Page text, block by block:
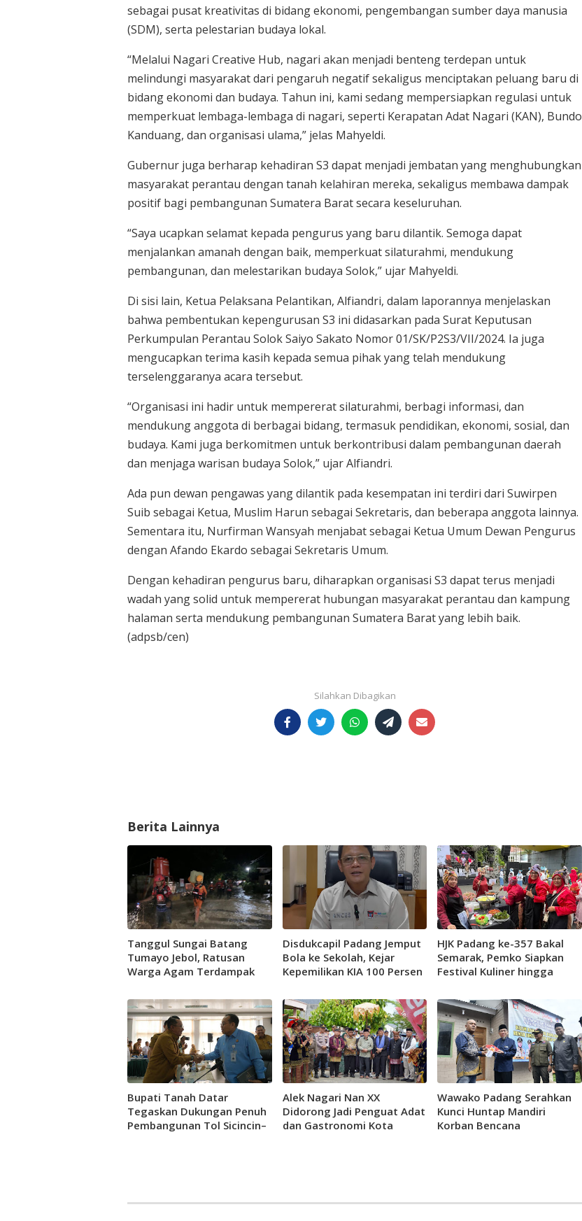
sebagai pusat kreativitas di bidang ekonomi, pengembangan sumber daya manusia
(SDM), serta pelestarian budaya lokal.
“Melalui Nagari Creative Hub, nagari akan menjadi benteng terdepan untuk
melindungi masyarakat dari pengaruh negatif sekaligus menciptakan peluang baru di
bidang ekonomi dan budaya. Tahun ini, kami sedang mempersiapkan regulasi untuk
memperkuat lembaga-lembaga di nagari, seperti Kerapatan Adat Nagari (KAN), Bundo
Kanduang, dan organisasi ulama,” jelas Mahyeldi.
Gubernur juga berharap kehadiran S3 dapat menjadi jembatan yang menghubungkan
masyarakat perantau dengan tanah kelahiran mereka, sekaligus membawa dampak
positif bagi pembangunan Sumatera Barat secara keseluruhan.
“Saya ucapkan selamat kepada pengurus yang baru dilantik. Semoga dapat
menjalankan amanah dengan baik, memperkuat silaturahmi, mendukung
pembangunan, dan melestarikan budaya Solok,” ujar Mahyeldi.
Di sisi lain, Ketua Pelaksana Pelantikan, Alfiandri, dalam laporannya menjelaskan
bahwa pembentukan kepengurusan S3 ini didasarkan pada Surat Keputusan
Perkumpulan Perantau Solok Saiyo Sakato Nomor 01/SK/P2S3/VII/2024. Ia juga
mengucapkan terima kasih kepada semua pihak yang telah mendukung
terselenggaranya acara tersebut.
“Organisasi ini hadir untuk mempererat silaturahmi, berbagi informasi, dan
mendukung anggota di berbagai bidang, termasuk pendidikan, ekonomi, sosial, dan
budaya. Kami juga berkomitmen untuk berkontribusi dalam pembangunan daerah
dan menjaga warisan budaya Solok,” ujar Alfiandri.
Ada pun dewan pengawas yang dilantik pada kesempatan ini terdiri dari Suwirpen
Suib sebagai Ketua, Muslim Harun sebagai Sekretaris, dan beberapa anggota lainnya.
Sementara itu, Nurfirman Wansyah menjabat sebagai Ketua Umum Dewan Pengurus
dengan Afando Ekardo sebagai Sekretaris Umum.
Dengan kehadiran pengurus baru, diharapkan organisasi S3 dapat terus menjadi
wadah yang solid untuk mempererat hubungan masyarakat perantau dan kampung
halaman serta mendukung pembangunan Sumatera Barat yang lebih baik.
(adpsb/cen)
Berita Lainnya
Tanggul Sungai Batang
Tumayo Jebol, Ratusan
Warga Agam Terdampak
Disdukcapil Padang Jemput
Bola ke Sekolah, Kejar
Kepemilikan KIA 100 Persen
HJK Padang ke-357 Bakal
Semarak, Pemko Siapkan
Festival Kuliner hingga
Bupati Tanah Datar
Tegaskan Dukungan Penuh
Pembangunan Tol Sicincin–
Alek Nagari Nan XX
Didorong Jadi Penguat Adat
dan Gastronomi Kota
Wawako Padang Serahkan
Kunci Huntap Mandiri
Korban Bencana